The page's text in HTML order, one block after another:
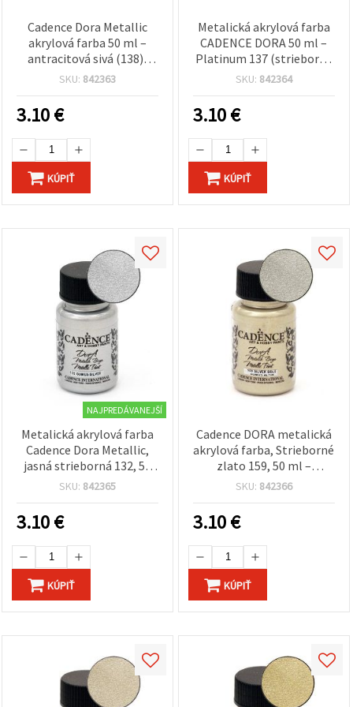
Cadence Dora Metallic
akrylová farba 50 ml –
antracitová sivá (138),
metalický efekt na hobby
papier, plast, kov,
keramiku, polymérovú
hmotu
SKU: 842363
3.10€
KÚPIŤ
Metalická akrylová farba
CADENCE DORA 50 ml –
Platinum 137 (strieborný
odtieň), trblietavý lesk,
plátno, drevo, papier a DIY
projekty
SKU: 842364
3.10€
KÚPIŤ
NAJPREDÁVANEJŠÍ
Metalická akrylová farba
Cadence Dora Metallic,
jasná strieborná 132, 50
ml – vysoký lesk, na rôzne
umelecké projekty
(strieborný odtieň, nie
pravé striebro)
SKU: 842365
3.10€
KÚPIŤ
Cadence DORA metalická
akrylová farba, Strieborné
zlato 159, 50 ml –
univerzálna hobby farba
DIY, drevo, plátno, papier
SKU: 842366
3.10€
KÚPIŤ